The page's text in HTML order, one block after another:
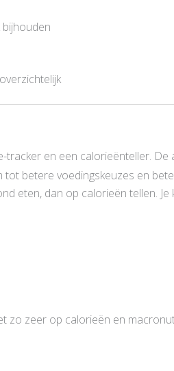
bijhouden
tracker en een calorieënteller.
betere voedingskeuzes en
eten, dan op calorieën tellen.
zo zeer op calorieën en